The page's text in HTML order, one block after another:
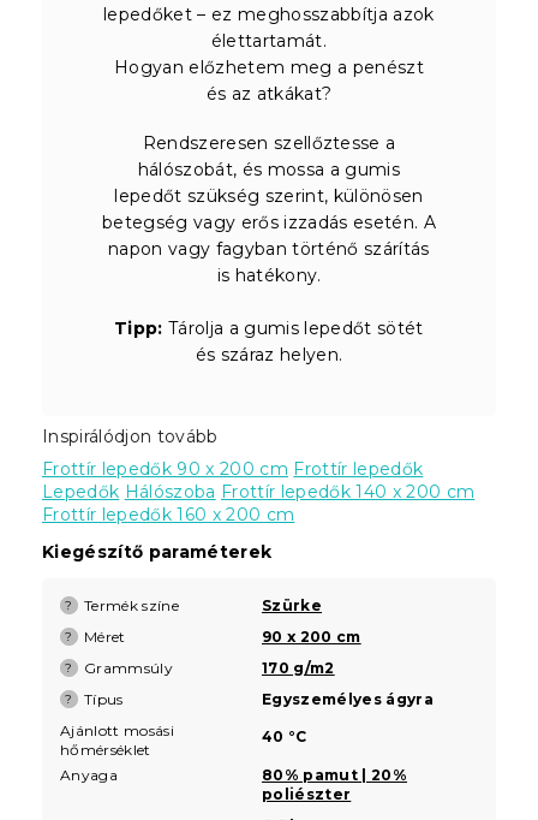
lepedőket – ez meghosszabbítja azok
élettartamát.
Hogyan előzhetem meg a penészt
és az atkákat?
Rendszeresen szellőztesse a
hálószobát, és mossa a gumis
lepedőt szükség szerint, különösen
betegség vagy erős izzadás esetén. A
napon vagy fagyban történő szárítás
is hatékony.
Tipp: Tárolja a gumis lepedőt sötét
és száraz helyen.
Inspirálódjon tovább
Frottír lepedők 90 x 200 cm Frottír lepedők
Lepedők Hálószoba Frottír lepedők 140 x 200 cm
Frottír lepedők 160 x 200 cm
Kiegészítő paraméterek
? Termék színe Szürke
? Méret 90 x 200 cm
? Grammsúly 170 g/m2
? Típus
Egyszemélyes ágyra
Ajánlott mosási
hőmérséklet
40 °C
Anyaga
80% pamut | 20%
poliészter